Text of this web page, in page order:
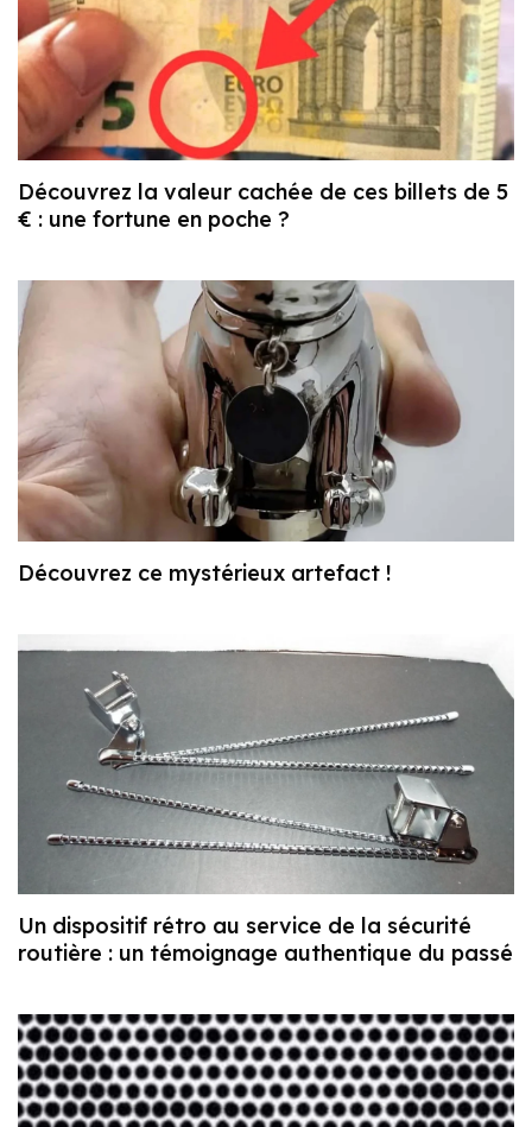
Découvrez la valeur cachée de ces billets de 5
€ : une fortune en poche ?
Découvrez ce mystérieux artefact !
Un dispositif rétro au service de la sécurité
routière : un témoignage authentique du passé